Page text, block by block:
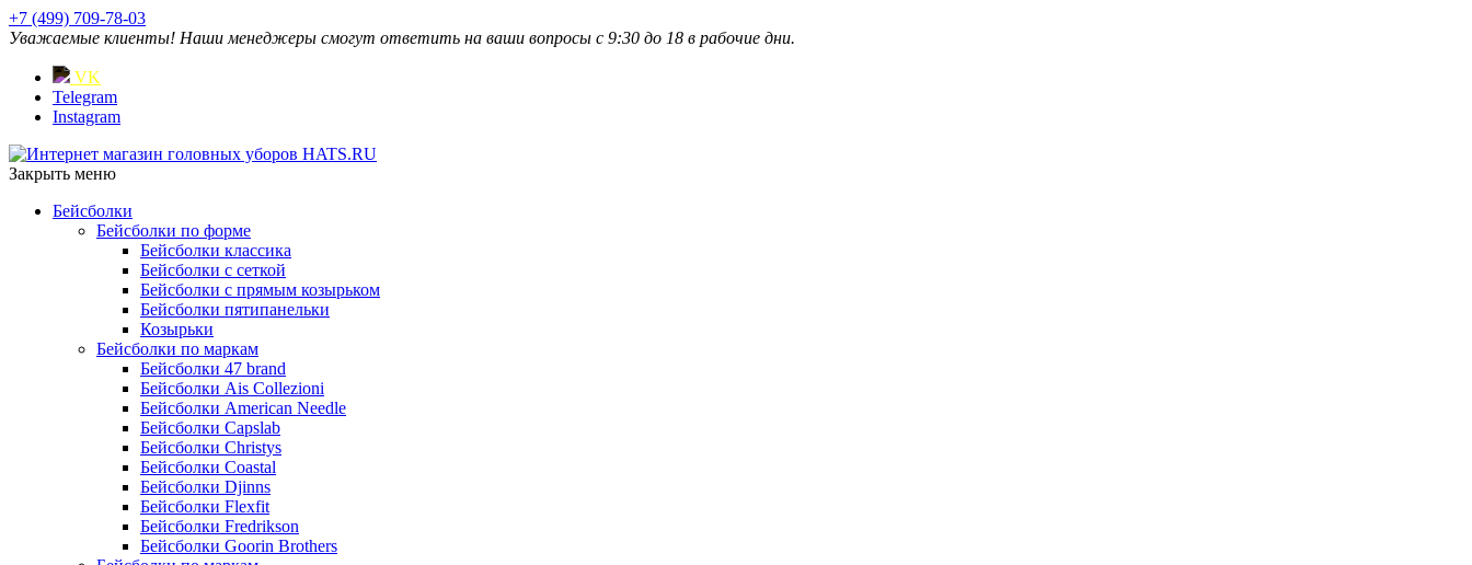
+7 (499) 709-78-03
Уважаемые клиенты! Наши менеджеры смогут ответить на ваши вопросы с 9:30 до 18 в рабочие дни.
VK
Telegram
Instagram
Закрыть меню
Бейсболки
Бейсболки по форме
Бейсболки классика
Бейсболки с сеткой
Бейсболки с прямым козырьком
Бейсболки пятипанельки
Козырьки
Бейсболки по маркам
Бейсболки 47 brand
Бейсболки Ais Collezioni
Бейсболки American Needle
Бейсболки Capslab
Бейсболки Christys
Бейсболки Coastal
Бейсболки Djinns
Бейсболки Flexfit
Бейсболки Fredrikson
Бейсболки Goorin Brothers